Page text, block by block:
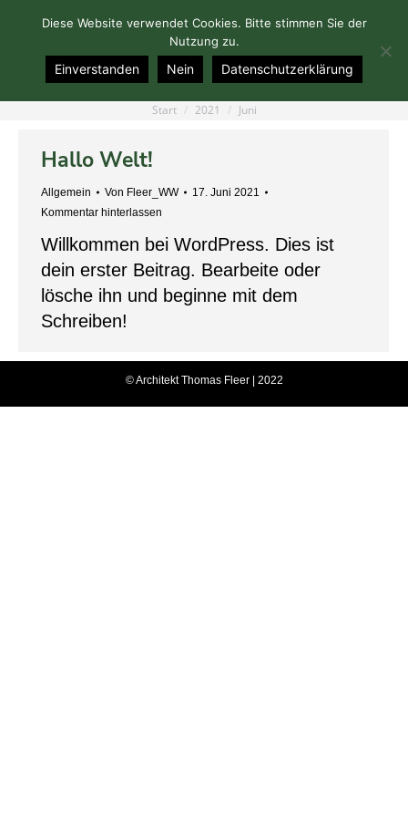
Monats-Archive::Juni 2021
Sie befinden sich hier:
Start 2021 Juni
Hallo Welt!
Allgemein Von Fleer_WW
17. Juni 2021
Kommentar hinterlassen
Willkommen bei WordPress. Dies ist
dein erster Beitrag. Bearbeite oder
lösche ihn und beginne mit dem
Schreiben!
© Architekt Thomas Fleer | 2022
Diese Website verwendet Cookies. Bitte stimmen Sie der
Nutzung zu.
Einverstanden Nein Datenschutzerklärung